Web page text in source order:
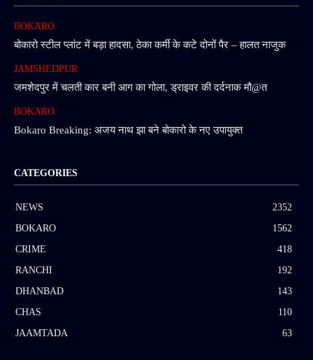
BOKARO
बोकारो स्टील प्लांट में बड़ा हादसा, ठेका कर्मी के कटे दोनों पैर – हालत नाजुक
JAMSHEDPUR
जमशेदपुर में चलती कार बनी आग का गोला, ड्राइवर की दर्दनाक मौ@त
BOKARO
Bokaro Breaking: अजय नाथ झा बने बोकारो के नए उपायुक्त
CATEGORIES
NEWS
2352
BOKARO
1562
CRIME
418
RANCHI
192
DHANBAD
143
CHAS
110
JAAMTADA
63